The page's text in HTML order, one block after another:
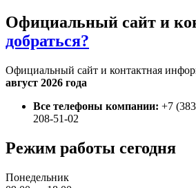
Официальный сайт и
добраться?
Официальный сайт и контактная
август 2026 года
Все телефоны компании: +7
208-51-02
Режим работы сегодня
Понедельник